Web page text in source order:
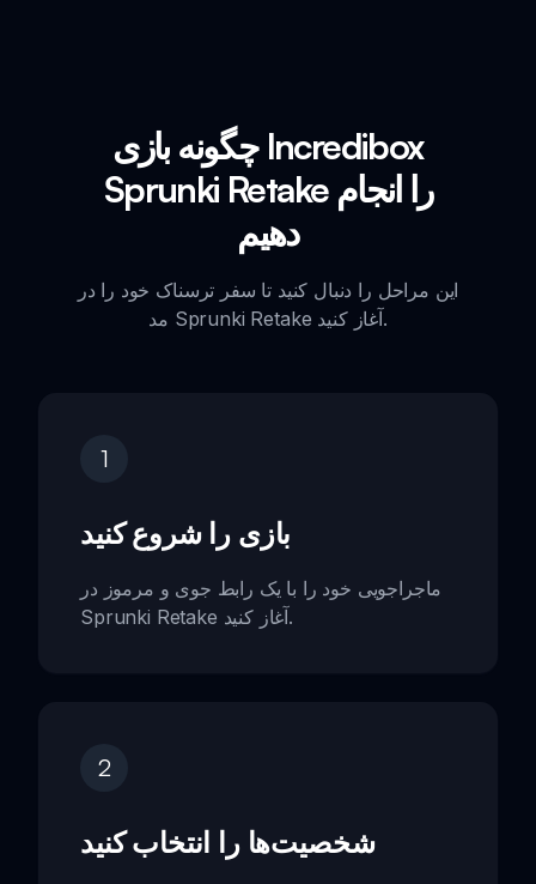
چگونه بازی Incredibox
Sprunki Retake را انجام
دهیم
این مراحل را دنبال کنید تا سفر ترسناک خود را در
مد Sprunki Retake آغاز کنید.
1
بازی را شروع کنید
ماجراجویی خود را با یک رابط جوی و مرموز در
Sprunki Retake آغاز کنید.
2
شخصیت‌ها را انتخاب کنید